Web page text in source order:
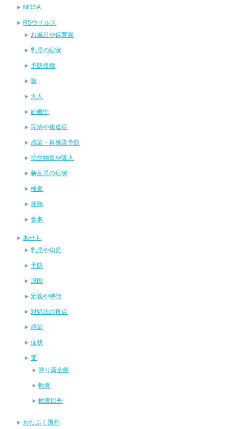
MRSA
RSウイルス
お風呂や保育園
乳児の症状
予防接種
咳
大人
妊娠中
完治や後遺症
感染・再感染予防
抗生物質や吸入
新生児の症状
検査
発熱
食事
あせも
乳児や幼児
予防
原因
定義や特徴
対処法の盲点
感染
症状
薬
塗り薬全般
軟膏
軟膏以外
おたふく風邪